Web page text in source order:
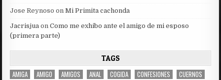
Jose Reynoso onMi Primita cachonda
Jacrisjua onComo me exhibo ante el amigo de mi esposo
(primera parte)
TAGS
AMIGA AMIGO AMIGOS ANAL COGIDA CONFESIONES
CUERNOS